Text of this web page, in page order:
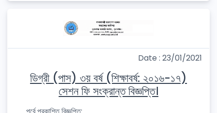
Date : 23/01/2021
ডিগ্রী (পাস) ৩য় বর্ষ (শিক্ষাবর্ষ: ২০১৬-১৭)
সেশন ফি সংক্রান্ত বিজ্ঞপ্তি।